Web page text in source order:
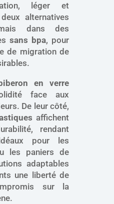
léger et
alternatives
dans des
sans bpa, pour
de migration de
biberon en verre
face aux
De leur côté,
affichent
rendant
pour les
les paniers de
adaptables
une liberté de
sur la